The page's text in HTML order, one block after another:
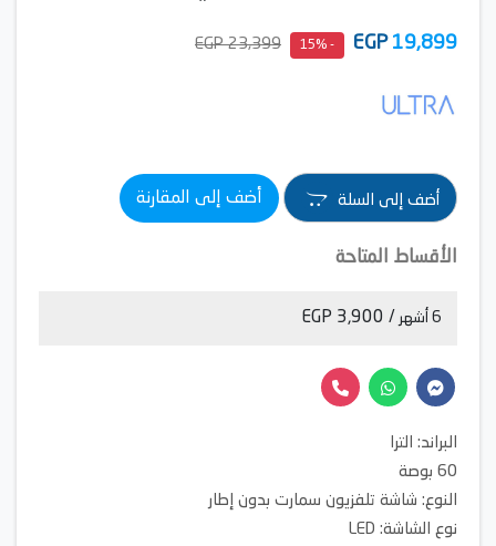
19,899
EGP
- 15%
23,399 EGP
أضف إلى السلة أضف إلى المقارنة
الأقساط المتاحة
6 أشهر / 3,900 EGP
البراند: الترا
60 بوصة
النوع: شاشة تلفزيون سمارت بدون إطار
نوع الشاشة: LED